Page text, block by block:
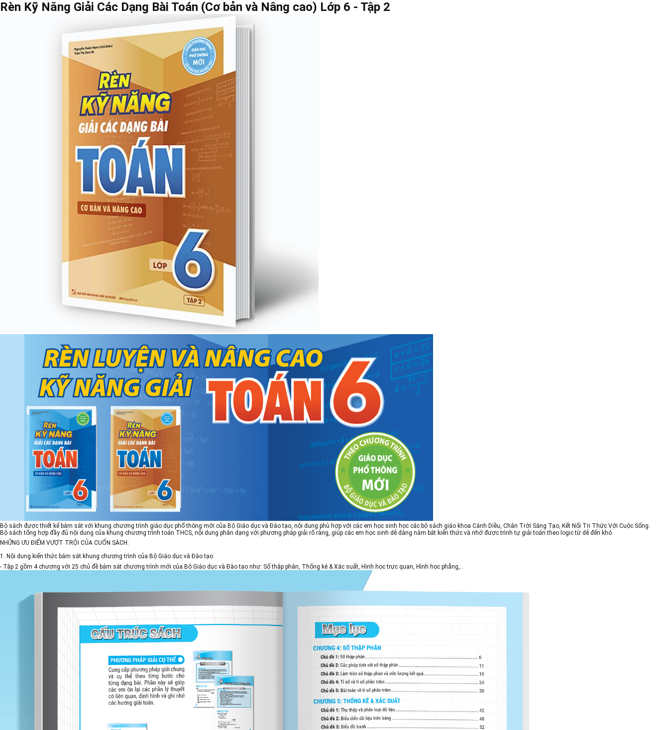
Rèn Kỹ Năng Giải Các Dạng Bài Toán (Cơ bản và Nâng cao) Lớp 6 - Tập 2
Bộ sách được thiết kế bám sát với khung chương trình giáo dục phổ thông mới của Bộ Giáo dục và Đào tạo, nội dung phù hợp với các em học sinh học các bộ sách giáo khoa Cánh Diều, Chân Trời Sáng Tạo, Kết Nối Tri Thức Với Cuộc Sống.
Bộ sách tổng hợp đầy đủ nội dung của khung chương trình toán THCS, nội dung phân dạng với phương pháp giải rõ ràng, giúp các em học sinh dễ dàng nắm bắt kiến thức và nhớ được trình tự giải toán theo logic từ dễ đến khó.
NHỮNG ƯU ĐIỂM VƯỢT TRỘI CỦA CUỐN SÁCH:
1. Nội dung kiến thức bám sát khung chương trình của Bộ Giáo dục và Đào tạo
- Tập 2 gồm 4 chương với 25 chủ đề bám sát chương trình mới của Bộ Giáo dục và Đào tạo như: Số thập phân, Thống kê & Xác suất, Hình học trực quan, Hình học phẳng,..